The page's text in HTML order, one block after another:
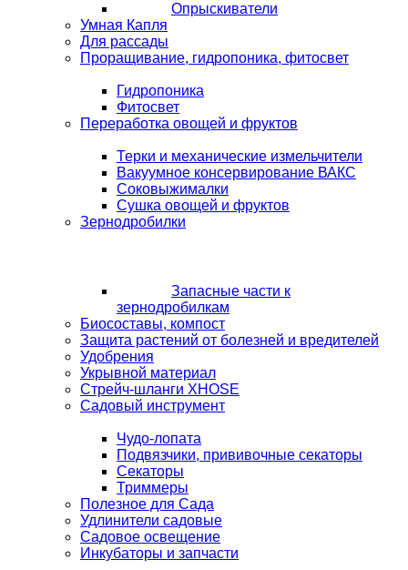
Опрыскиватели
Умная Капля
Для рассады
Проращивание, гидропоника, фитосвет
Гидропоника
Фитосвет
Переработка овощей и фруктов
Терки и механические измельчители
Вакуумное консервирование ВАКС
Соковыжималки
Сушка овощей и фруктов
Зернодробилки
Запасные части к
зернодробилкам
Биосоставы, компост
Защита растений от болезней и вредителей
Удобрения
Укрывной материал
Стрейч-шланги XHOSE
Садовый инструмент
Чудо-лопата
Подвязчики, прививочные секаторы
Секаторы
Триммеры
Полезное для Сада
Удлинители садовые
Садовое освещение
Инкубаторы и запчасти